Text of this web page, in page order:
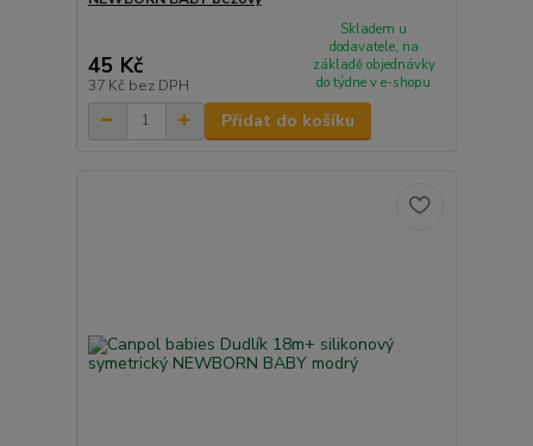
45 Kč
37 Kč bez DPH
Skladem u
dodavatele, na
základě objednávky
do týdne v e-shopu
Přidat do košíku